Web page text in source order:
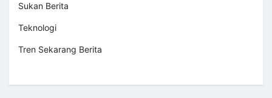
Sukan Berita
Teknologi
Tren Sekarang Berita